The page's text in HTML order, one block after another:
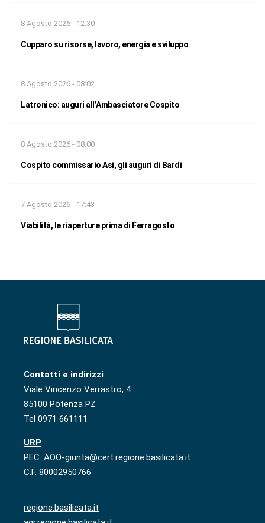
8 Agosto 2026 - 12:30
Cupparo su risorse, lavoro, energia e sviluppo
8 Agosto 2026 - 08:02
Latronico: auguri all’Ambasciatore Cospito
8 Agosto 2026 - 08:00
Cospito commissario Asi, gli auguri di Bardi
7 Agosto 2026 - 17:43
Viabilità, le riaperture prima di Ferragosto
Contatti e indirizzi
Viale Vincenzo Verrastro, 4
85100 Potenza PZ
Tel 0971 661111
URP
PEC: AOO-giunta@cert.regione.basilicata.it
C.F. 80002950766
regione.basilicata.it